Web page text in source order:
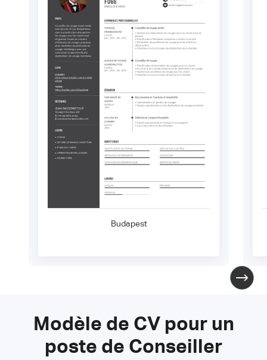
Budapest
Modèle de CV pour un
poste de Conseiller